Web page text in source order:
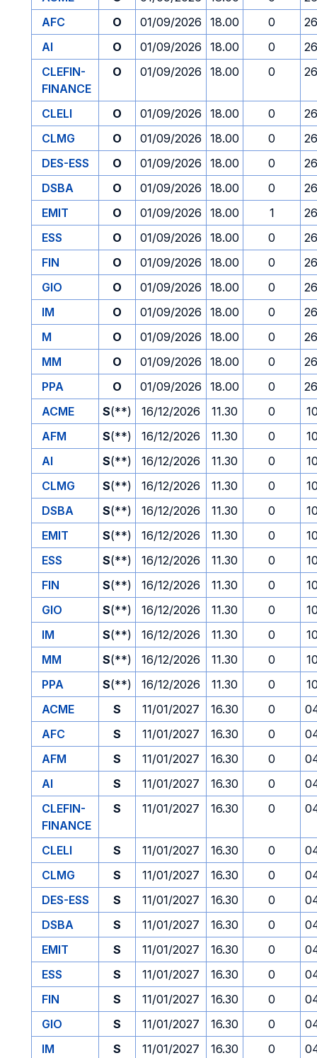
AFC
O 01/09/2026 18.00 0
AI
O 01/09/2026 18.00 0
CLEFIN-
FINANCE
O 01/09/2026 18.00 0
CLELI O 01/09/2026 18.00 0
CLMG
O 01/09/2026 18.00 0
DES-ESS
O 01/09/2026 18.00 0
DSBA
O 01/09/2026 18.00 0
EMIT
O 01/09/2026 18.00 1
ESS
O 01/09/2026 18.00 0
FIN
O 01/09/2026 18.00 0
GIO
O 01/09/2026 18.00 0
IM
O 01/09/2026 18.00 0
M
O 01/09/2026 18.00 0
MM
O 01/09/2026 18.00 0
PPA
O 01/09/2026 18.00 0
ACME
S(**) 16/12/2026 11.30 0
AFM
S(**) 16/12/2026 11.30 0
AI
S(**) 16/12/2026 11.30 0
CLMG
S(**) 16/12/2026 11.30 0
DSBA
S(**) 16/12/2026 11.30 0
EMIT
S(**) 16/12/2026 11.30 0
ESS
S(**) 16/12/2026 11.30 0
FIN
S(**) 16/12/2026 11.30 0
GIO
S(**) 16/12/2026 11.30 0
IM
S(**) 16/12/2026 11.30 0
MM
S(**) 16/12/2026 11.30 0
PPA
S(**) 16/12/2026 11.30 0
ACME
S 11/01/2027 16.30 0
AFC
S 11/01/2027 16.30 0
AFM
S 11/01/2027 16.30 0
AI
S 11/01/2027 16.30 0
CLEFIN-
FINANCE
S 11/01/2027 16.30 0
CLELI S 11/01/2027 16.30 0
CLMG
S 11/01/2027 16.30 0
DES-ESS
S 11/01/2027 16.30 0
DSBA
S 11/01/2027 16.30 0
EMIT
S 11/01/2027 16.30 0
ESS
S 11/01/2027 16.30 0
FIN
S 11/01/2027 16.30 0
GIO
S 11/01/2027 16.30 0
IM
S 11/01/2027 16.30 0